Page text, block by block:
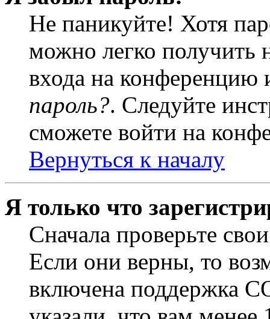
Не паникуйте! Хотя
можно легко получить
входа на
пароль?. Следуйте
сможете войти на
Вернуться к началу
Я только что
Сначала проверьте
Если они верны, то
включена поддержка